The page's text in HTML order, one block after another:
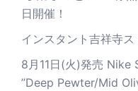
日開催！
インスタント吉祥寺ス
8月11日(火)発売 Nike
”Deep Pewter/Mid